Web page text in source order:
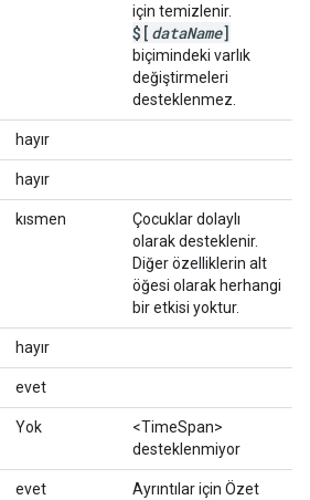
için temizlenir.
$[ dataName]
biçimindeki varlık
değiştirmeleri
desteklenmez.
hayır
hayır
kısmen
Çocuklar dolaylı
olarak desteklenir.
Diğer özelliklerin alt
öğesi olarak herhangi
bir etkisi yoktur.
hayır
evet
Yok
<TimeSpan>
desteklenmiyor
evet
Ayrıntılar için Özet